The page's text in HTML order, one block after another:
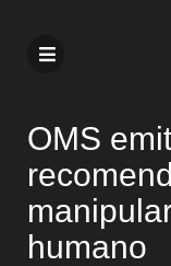
OMS
humano